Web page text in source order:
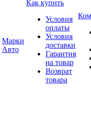
Марки
Авто
Как купить
Условия
оплаты
Условия
доставки
Гарантия
на товар
Возврат
товара